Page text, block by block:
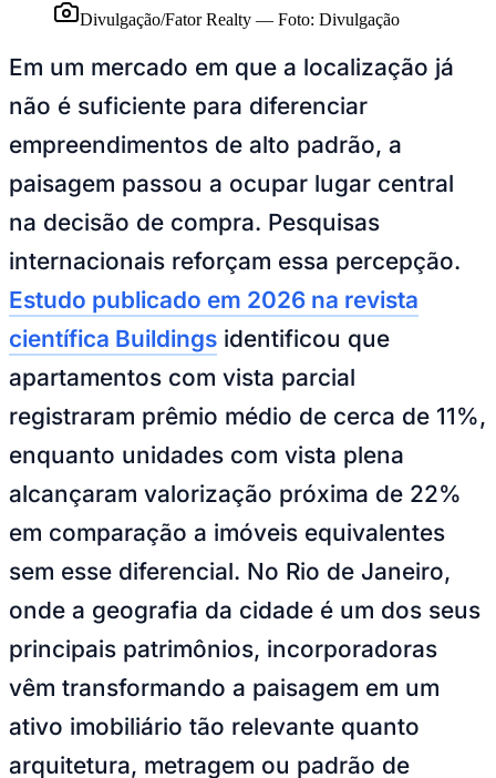
Competições de Futebol
Brasileirão Série B
Copa do Brasil
Sul-Americana
Champions League
La Liga
Bundesliga
Mundial 2026
Times - Ir direto
Divulgação/Fator Realty — Foto: Divulgação
Em um mercado em que a localização já
não é suficiente para diferenciar
empreendimentos de alto padrão, a
paisagem passou a ocupar lugar central
na decisão de compra. Pesquisas
internacionais reforçam essa percepção.
Estudo publicado em 2026 na revista
científica Buildings identificou que
apartamentos com vista parcial
registraram prêmio médio de cerca de 11%,
enquanto unidades com vista plena
alcançaram valorização próxima de 22%
em comparação a imóveis equivalentes
sem esse diferencial. No Rio de Janeiro,
onde a geografia da cidade é um dos seus
principais patrimônios, incorporadoras
vêm transformando a paisagem em um
ativo imobiliário tão relevante quanto
arquitetura, metragem ou padrão de